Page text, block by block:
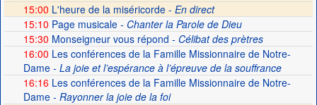
15:00 L'heure de la miséricorde - En direct
15:10 Page musicale- Chanter la Parole de Dieu
15:30 Monseigneur vous répond - Célibat des prètres
16:00 Les conférences de la Famille Missionnaire de Notre-
Dame- La joie et l’espérance à l’épreuve de la souffrance
16:16Les conférences de la Famille Missionnaire de Notre-
Dame- Rayonner la joie de la foi